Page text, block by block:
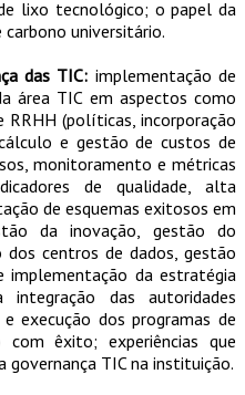
lixo tecnológico; o papel da
universitário.
das TIC: implementação de
área TIC em aspectos como
(políticas, incorporação
e gestão de custos de
monitoramento e métricas
de qualidade, alta
de esquemas exitosos em
da inovação, gestão do
centros de dados, gestão
implementação da estratégia
das autoridades
execução dos programas de
com êxito; experiências que
governança TIC na instituição.